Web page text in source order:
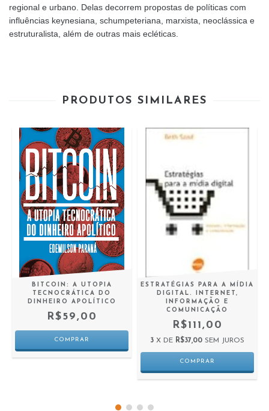
regional e urbano. Delas decorrem propostas de políticas com
influências keynesiana, schumpeteriana, marxista, neoclássica e
estruturalista, além de outras mais ecléticas.
PRODUTOS SIMILARES
BITCOIN: A UTOPIA
TECNOCRÁTICA DO
DINHEIRO APOLÍTICO
R$59,00
ESTRATÉGIAS PARA A MÍDIA
DIGITAL. INTERNET,
INFORMAÇÃO E
COMUNICAÇÃO
R$111,00
3 X DE R$37,00 SEM JUROS